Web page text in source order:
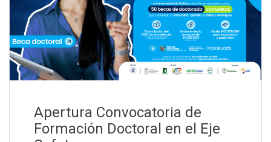
Apertura Convocatoria de
Formación Doctoral en el Eje